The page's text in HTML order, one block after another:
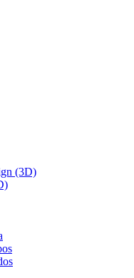
(3D)